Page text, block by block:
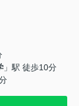
」駅 徒歩10分